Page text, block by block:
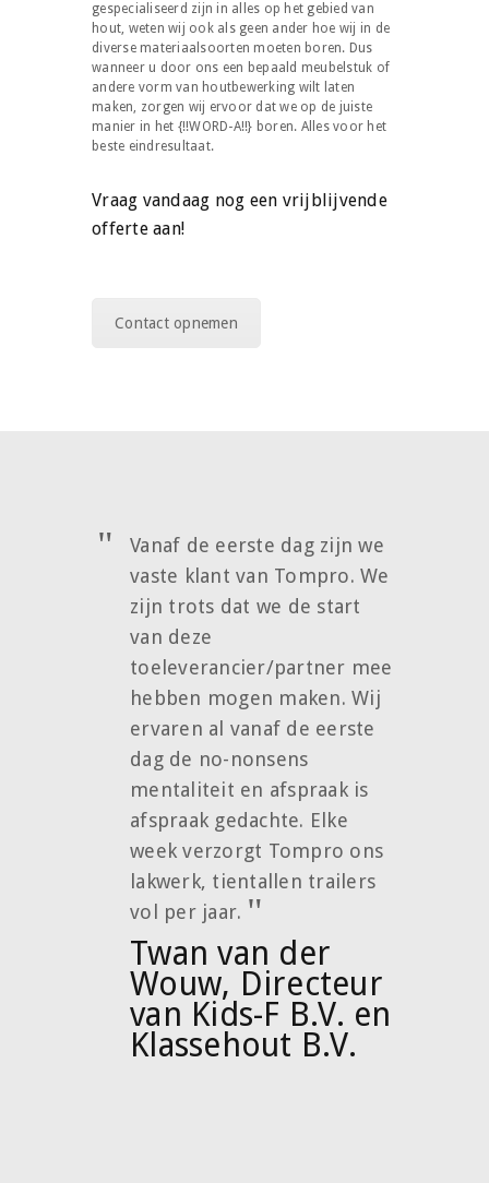
gespecialiseerd zijn in alles op het gebied van
hout, weten wij ook als geen ander hoe wij in de
diverse materiaalsoorten moeten boren. Dus
wanneer u door ons een bepaald meubelstuk of
andere vorm van houtbewerking wilt laten
maken, zorgen wij ervoor dat we op de juiste
manier in het {!!WORD-A!!} boren. Alles voor het
beste eindresultaat.
Vraag vandaag nog een vrijblijvende
offerte aan!
Contact opnemen
Vanaf de eerste dag zijn we
vaste klant van Tompro. We
zijn trots dat we de start
van deze
toeleverancier/partner mee
hebben mogen maken. Wij
ervaren al vanaf de eerste
dag de no-nonsens
mentaliteit en afspraak is
afspraak gedachte. Elke
week verzorgt Tompro ons
lakwerk, tientallen trailers
vol per jaar.
Twan van der
Wouw, Directeur
van Kids-F B.V. en
Klassehout B.V.